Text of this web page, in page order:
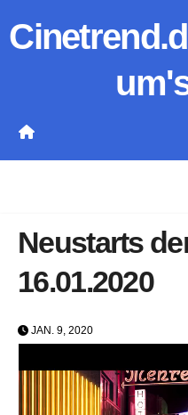
Inhalt
Neustarts
16.01.2020
JAN. 9, 2020